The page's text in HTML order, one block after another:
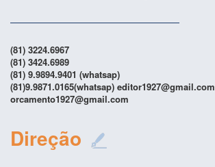
(81) 3224.6967
(81) 3424.6989
(81) 9.9894.9401 (whatsap)
(81)9.9871.0165(whatsap) editor1927@gmail.com
orcamento1927@gmail.com
Direção